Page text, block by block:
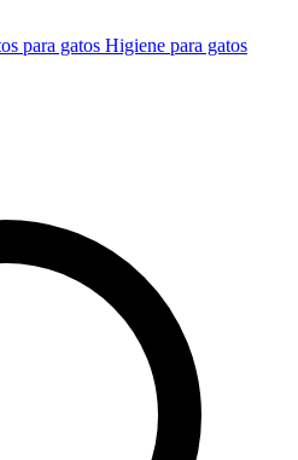
para gatos Higiene para gatos